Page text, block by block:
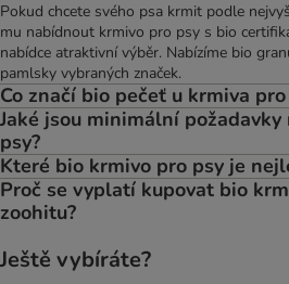
Pokud chcete svého psa krmit podle
mu nabídnout krmivo pro psy s bio
nabídce atraktivní výběr. Nabízíme bio
pamlsky vybraných značek.
Co značí bio pečeť u krmiva pro
Jaké jsou minimální
psy?
Které bio krmivo pro psy je
Proč se vyplatí kupovat bio
zoohitu?
Ještě vybíráte?